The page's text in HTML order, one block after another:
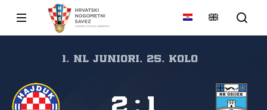
1. NL juniori, 25. kolo